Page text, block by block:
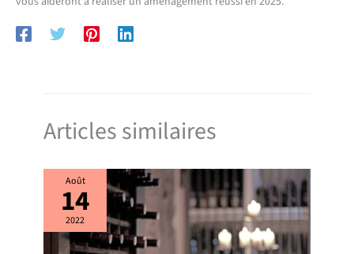
Articles similaires
Août
14
2022